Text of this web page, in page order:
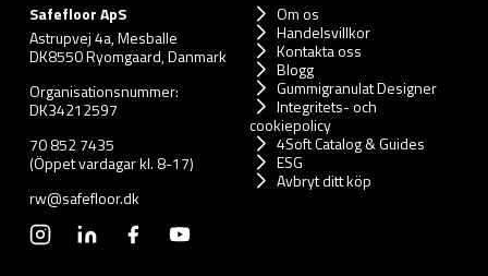
Safefloor ApS
Astrupvej 4a, Mesballe
DK8550 Ryomgaard, Danmark
Organisationsnummer:
DK34212597
70 852 7435
(Öppet vardagar kl. 8-17)
rw@safefloor.dk
Om os
Handelsvillkor
Kontakta oss
Blogg
Gummigranulat Designer
Integritets- och
cookiepolicy
4Soft Catalog & Guides
ESG
Avbryt ditt köp